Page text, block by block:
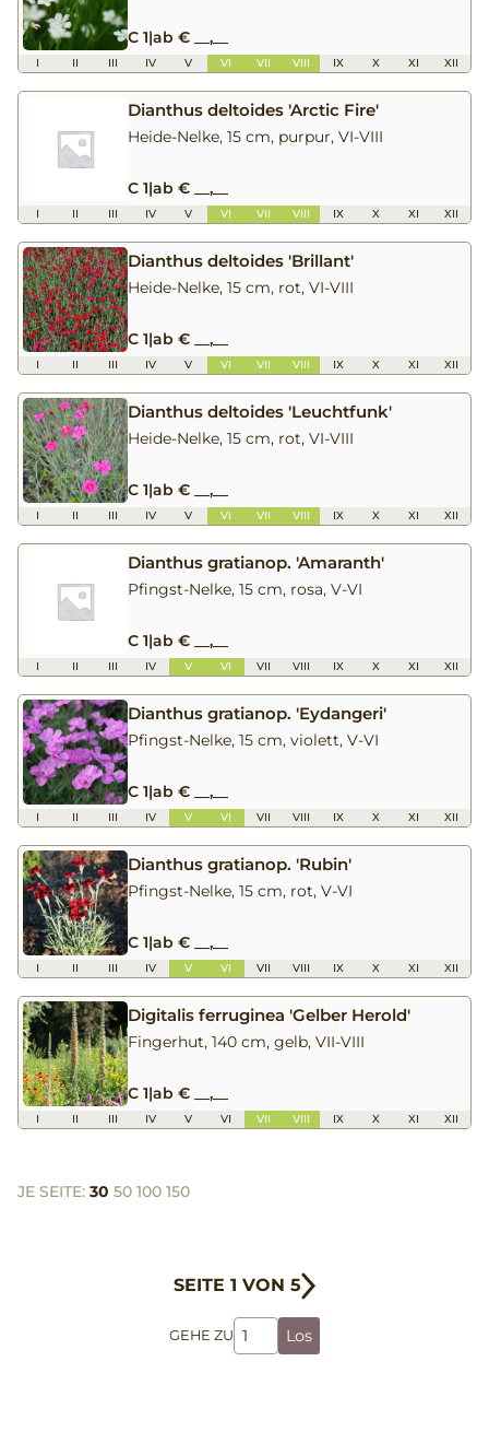
C 1|ab € __,__
I II III IV V VI VII VIII IX X XI XII
Dianthus deltoides 'Arctic Fire'
Heide-Nelke, 15 cm, purpur, VI-VIII
C 1|ab € __,__
I II III IV V VI VII VIII IX X XI XII
Dianthus deltoides 'Brillant'
Heide-Nelke, 15 cm, rot, VI-VIII
C 1|ab € __,__
I II III IV V VI VII VIII IX X XI XII
Dianthus deltoides 'Leuchtfunk'
Heide-Nelke, 15 cm, rot, VI-VIII
C 1|ab € __,__
I II III IV V VI VII VIII IX X XI XII
Dianthus gratianop. 'Amaranth'
Pfingst-Nelke, 15 cm, rosa, V-VI
C 1|ab € __,__
I II III IV V VI VII VIII IX X XI XII
Dianthus gratianop. 'Eydangeri'
Pfingst-Nelke, 15 cm, violett, V-VI
C 1|ab € __,__
I II III IV V VI VII VIII IX X XI XII
Dianthus gratianop. 'Rubin'
Pfingst-Nelke, 15 cm, rot, V-VI
C 1|ab € __,__
I II III IV V VI VII VIII IX X XI XII
Digitalis ferruginea 'Gelber Herold'
Fingerhut, 140 cm, gelb, VII-VIII
C 1|ab € __,__
I II III IV V VI VII VIII IX X XI XII
JE SEITE: 30 50 100 150
SEITE 1 VON 5
GEHE ZU Los